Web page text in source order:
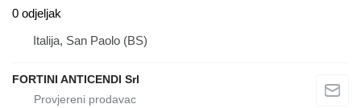
0 odjeljak
Italija, San Paolo (BS)
FORTINI ANTICENDI Srl